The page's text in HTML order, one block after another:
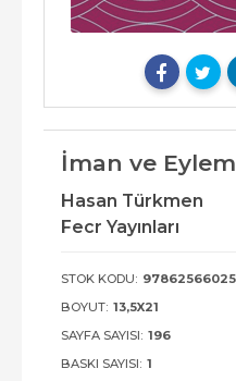
İman ve
Hasan Türkmen
Fecr Yayınları
STOK KODU:
BOYUT: 13,5X21
SAYFA SAYISI: 196
BASKI SAYISI: 1